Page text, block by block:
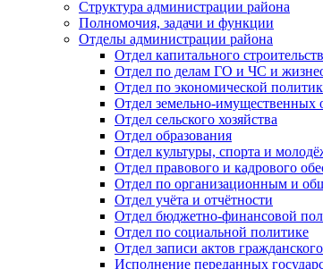
Структура администрации района
Полномочия, задачи и функции
Отделы администрации района
Отдел капитального
Отдел по делам ГО и ЧС и
Отдел по экономической
Отдел земельно-имущественных
Отдел сельского хозяйства
Отдел образования
Отдел культуры, спорта и
Отдел правового и кадрового
Отдел по организационным и
Отдел учёта и отчётности
Отдел бюджетно-финансовой
Отдел по социальной политике
Отдел записи актов
Исполнение переданных